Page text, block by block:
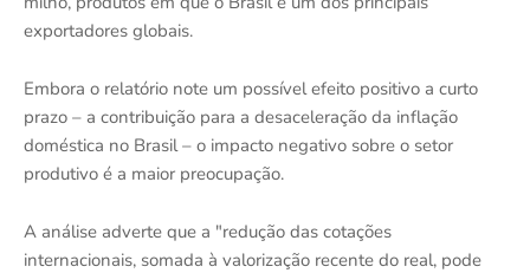
exportadores globais.
Embora o relatório note um possível efeito positivo a curto
prazo – a contribuição para a desaceleração da inflação
doméstica no Brasil – o impacto negativo sobre o setor
produtivo é a maior preocupação.
A análise adverte que a "redução das cotações
internacionais, somada à valorização recente do real, pode